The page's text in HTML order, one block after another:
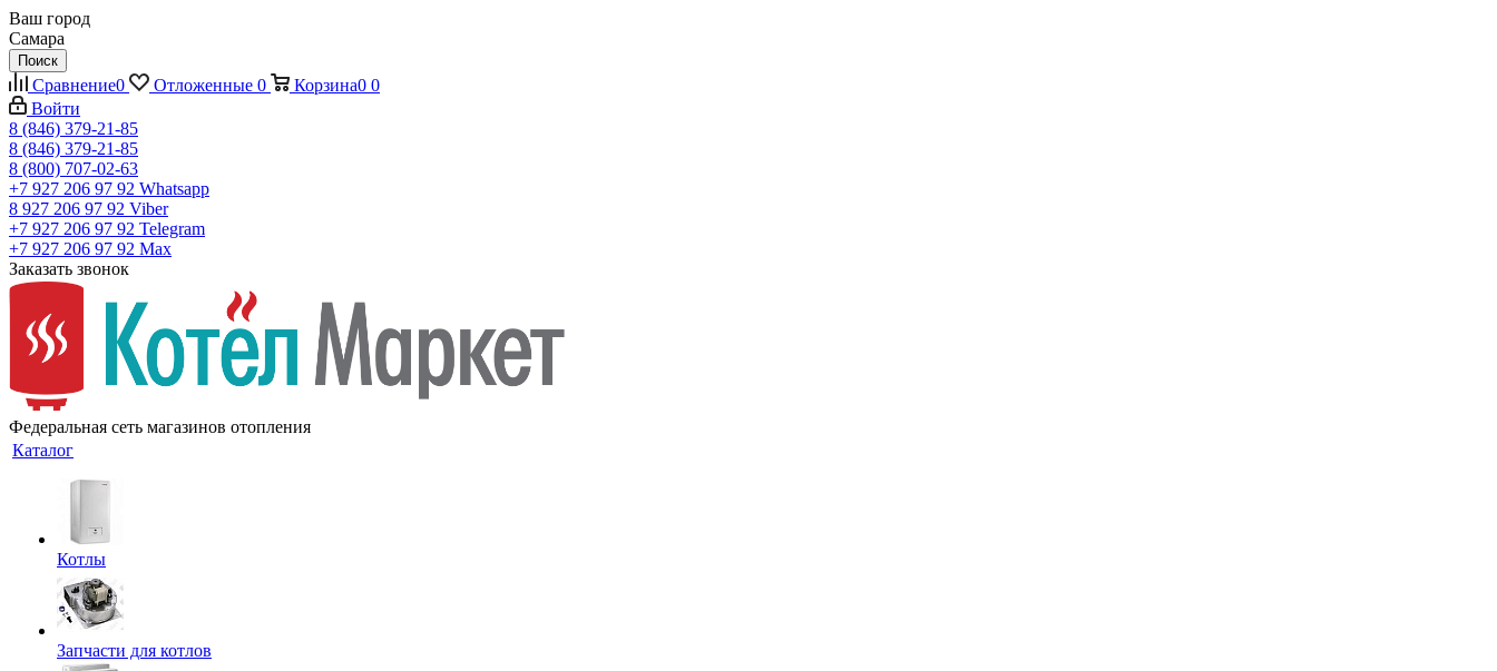
Ваш город
Самара
Поиск
Сравнение0 Отложенные 0 Корзина0 0
Войти
8 (846) 379-21-85
8 (846) 379-21-85
8 (800) 707-02-63
+7 927 206 97 92 Whatsapp
8 927 206 97 92 Viber
+7 927 206 97 92 Telegram
+7 927 206 97 92 Max
Заказать звонок
Федеральная сеть магазинов отопления
Каталог
Котлы
Запчасти для котлов